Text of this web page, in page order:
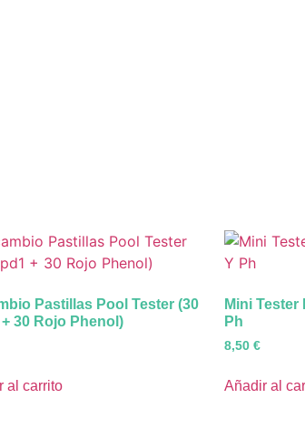
Pastillas Pool Tester (30
+ 30 Rojo Phenol)
al carrito
Mini
Ph
8,50 €
Añadir al